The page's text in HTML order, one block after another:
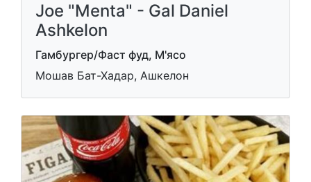
Joe "Menta" - Gal Daniel
Ashkelon
Гамбургер/Фаст фуд, М'ясо
Мошав Бат-Хадар, Ашкелон